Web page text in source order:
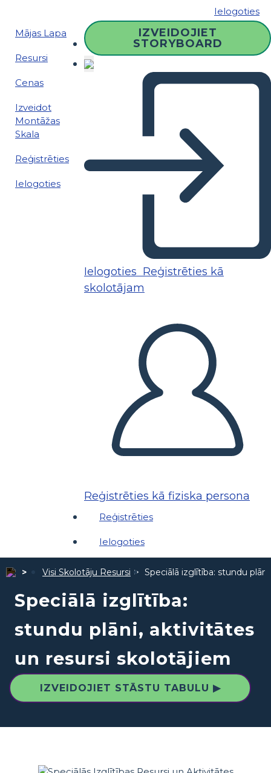
Ielogoties
Mājas Lapa
Resursi
Cenas
Izveidot
Montāžas
Skala
Reģistrēties
Ielogoties
IZVEIDOJIET
STORYBOARD
Ielogoties Reģistrēties kā
skolotājam
Reģistrēties kā fiziska persona
Reģistrēties
Ielogoties
Visi Skolotāju Resursi Speciālā izglītība: stundu
Speciālā izglītība:
stundu plāni, aktivitātes
un resursi skolotājiem
IZVEIDOJIET STĀSTU TABULU ▶